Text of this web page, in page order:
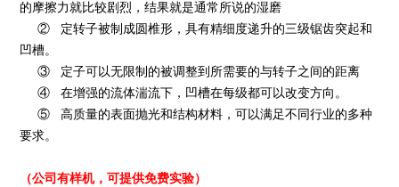
的摩擦力就比较剧烈，结果就是通常所说的湿磨
② 定转子被制成圆椎形，具有精细度递升的三级锯齿突起和
凹槽。
③ 定子可以无限制的被调整到所需要的与转子之间的距离
④ 在增强的流体湍流下，凹槽在每级都可以改变方向。
⑤ 高质量的表面抛光和结构材料，可以满足不同行业的多种
要求。
（公司有样机，可提供免费实验）